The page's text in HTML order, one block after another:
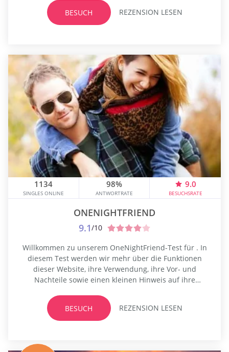
EasyDate bekannt erworben. Seit seiner Übernahme
hat Flirt mehr als eine Million Nutzer aus allen Teilen
der Welt gewonnen. Frauen können alle Funktionen...
BESUCH REZENSION LESEN
1134
SINGLES ONLINE
98%
ANTWORTRATE
9.0
BESUCHSRATE
ONENIGHTFRIEND
9.1/10
Willkommen zu unserem OneNightFriend-Test für . In
diesem Test werden wir mehr über die Funktionen
dieser Website, ihre Verwendung, ihre Vor- und
Nachteile sowie einen kleinen Hinweis auf ihre
Bewertung teil, um mehr zu erfahren. OneNightFriend
ist eine Online-Dating-Website, speziell für Mitglieder,
die eine sexuelle Erfahrung für eine Nacht suchen. Es
BESUCH REZENSION LESEN